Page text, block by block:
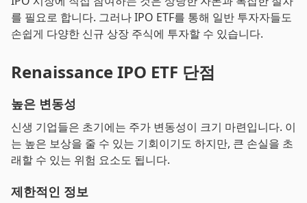
를 필요로 합니다. 그러나 IPO ETF를 통해 일반 투자자들도
손쉽게 다양한 신규 상장 주식에 투자할 수 있습니다.
Renaissance IPO ETF 단점
높은 변동성
신생 기업들은 초기에는 주가 변동성이 크기 마련입니다. 이
는 높은 보상을 줄 수 있는 기회이기도 하지만, 큰 손실을 초
래할 수 있는 위험 요소도 됩니다.
제한적인 정보